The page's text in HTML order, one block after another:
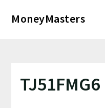
MoneyMasters
TJ51FMG6